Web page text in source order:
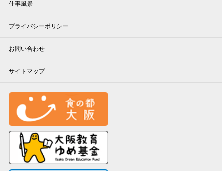
仕事風景
プライバシーポリシー
お問い合わせ
サイトマップ